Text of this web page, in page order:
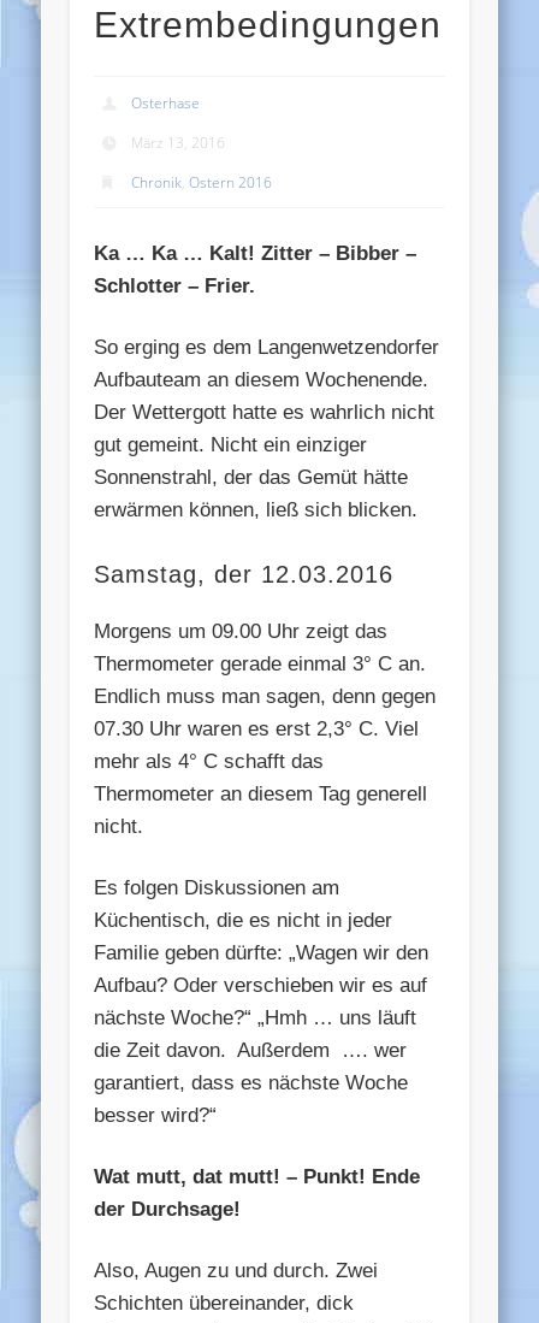
Extrembedingungen
Osterhase
März 13, 2016
Chronik,Ostern 2016
Ka … Ka … Kalt! Zitter – Bibber –
Schlotter – Frier.
So erging es dem Langenwetzendorfer
Aufbauteam an diesem Wochenende.
Der Wettergott hatte es wahrlich nicht
gut gemeint. Nicht ein einziger
Sonnenstrahl, der das Gemüt hätte
erwärmen können, ließ sich blicken.
Samstag, der 12.03.2016
Morgens um 09.00 Uhr zeigt das
Thermometer gerade einmal 3° C an.
Endlich muss man sagen, denn gegen
07.30 Uhr waren es erst 2,3° C. Viel
mehr als 4° C schafft das
Thermometer an diesem Tag generell
nicht.
Es folgen Diskussionen am
Küchentisch, die es nicht in jeder
Familie geben dürfte: „Wagen wir den
Aufbau? Oder verschieben wir es auf
nächste Woche?“ „Hmh … uns läuft
die Zeit davon. Außerdem …. wer
garantiert, dass es nächste Woche
besser wird?“
Wat mutt, dat mutt! – Punkt! Ende
der Durchsage!
Also, Augen zu und durch. Zwei
Schichten übereinander, dick